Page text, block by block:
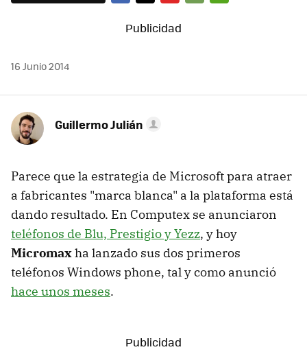
16 Junio 2014
Guillermo Julián
Parece que la estrategia de Microsoft para atraer
a fabricantes "marca blanca" a la plataforma está
dando resultado. En Computex se anunciaron
teléfonos de Blu, Prestigio y Yezz, y hoy
Micromaxha lanzado sus dos primeros
teléfonos Windows phone, tal y como anunció
hace unos meses.